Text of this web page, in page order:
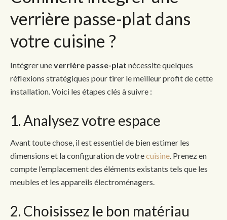
verrière passe-plat dans
votre cuisine ?
Intégrer uneverrière passe-plat nécessite quelques
réflexions stratégiques pour tirer le meilleur profit de cette
installation. Voici les étapes clés à suivre :
1. Analysez votre espace
Avant toute chose, il est essentiel de bien estimer les
dimensions et la configuration de votrecuisine . Prenez en
compte l’emplacement des éléments existants tels que les
meubles et les appareils électroménagers.
2. Choisissez le bon matériau